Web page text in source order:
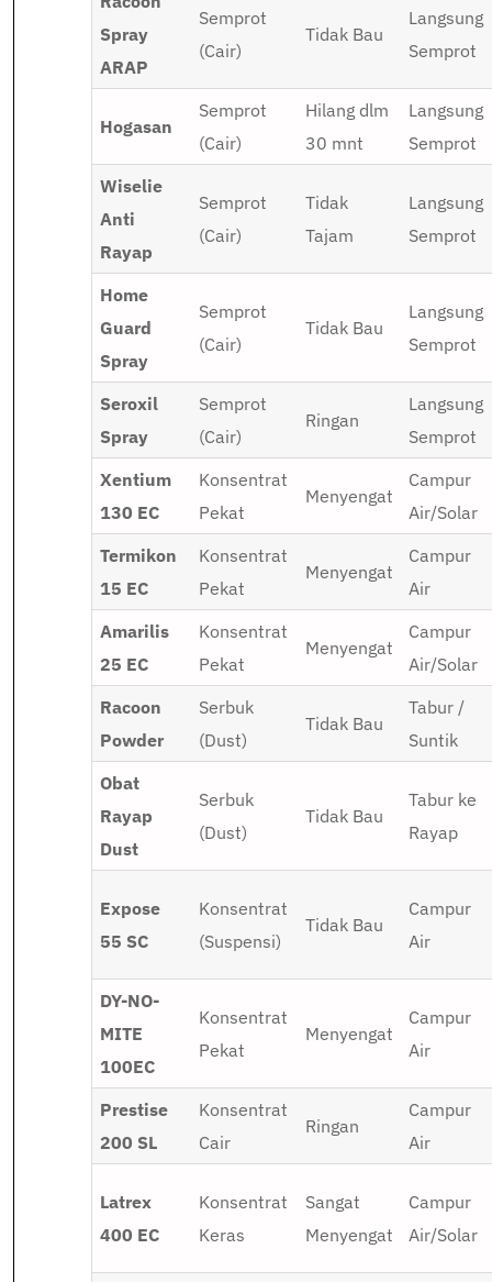
Spray
ARAP
Semprot
(Cair)
Tidak Bau
Langsung
Semprot
Hogasan
Semprot
(Cair)
Hilang dlm
30 mnt
Langsung
Semprot
Wiselie
Anti
Rayap
Semprot
(Cair)
Tidak
Tajam
Langsung
Semprot
Home
Guard
Spray
Semprot
(Cair)
Tidak Bau
Langsung
Semprot
Seroxil
Spray
Semprot
(Cair)
Ringan
Langsung
Semprot
Xentium
130 EC
Konsentrat
Pekat
Menyengat
Campur
Air/Solar
Termikon
15 EC
Konsentrat
Pekat
Menyengat
Campur
Air
Amarilis
25 EC
Konsentrat
Pekat
Menyengat
Campur
Air/Solar
Racoon
Powder
Serbuk
(Dust)
Tidak Bau
Tabur /
Suntik
Obat
Rayap
Dust
Serbuk
(Dust)
Tidak Bau
Tabur ke
Rayap
Expose
55 SC
Konsentrat
(Suspensi)
Tidak Bau
Campur
Air
DY-NO-
MITE
100EC
Konsentrat
Pekat
Menyengat
Campur
Air
Prestise
200 SL
Konsentrat
Cair
Ringan
Campur
Air
Latrex
400 EC
Konsentrat
Keras
Sangat
Menyengat
Campur
Air/Solar